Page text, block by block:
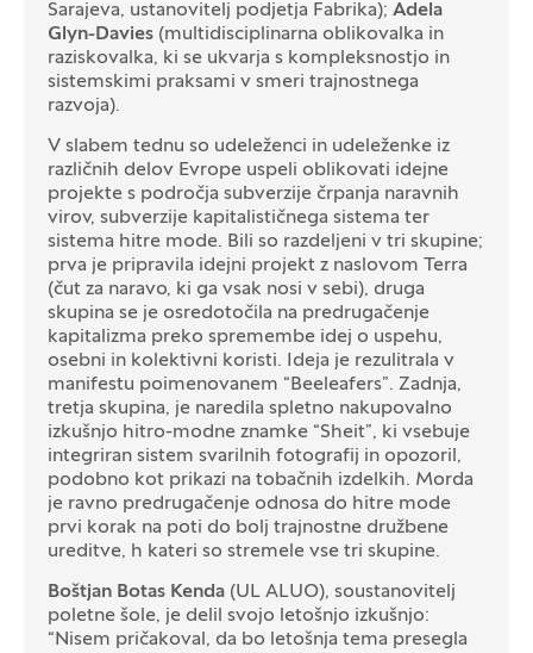
Sarajeva, ustanovitelj podjetja Fabrika); Adela
Glyn-Davies (multidisciplinarna oblikovalka in
raziskovalka, ki se ukvarja s kompleksnostjo in
sistemskimi praksami v smeri trajnostnega
razvoja).
V slabem tednu so udeleženci in udeleženke iz
različnih delov Evrope uspeli oblikovati idejne
projekte s področja subverzije črpanja naravnih
virov, subverzije kapitalističnega sistema ter
sistema hitre mode. Bili so razdeljeni v tri skupine;
prva je pripravila idejni projekt z naslovom Terra
(čut za naravo, ki ga vsak nosi v sebi), druga
skupina se je osredotočila na predrugačenje
kapitalizma preko spremembe idej o uspehu,
osebni in kolektivni koristi. Ideja je rezulitrala v
manifestu poimenovanem “Beeleafers”. Zadnja,
tretja skupina, je naredila spletno nakupovalno
izkušnjo hitro-modne znamke “Sheit”, ki vsebuje
integriran sistem svarilnih fotografij in opozoril,
podobno kot prikazi na tobačnih izdelkih. Morda
je ravno predrugačenje odnosa do hitre mode
prvi korak na poti do bolj trajnostne družbene
ureditve, h kateri so stremele vse tri skupine.
Boštjan Botas Kenda (UL ALUO), soustanovitelj
poletne šole, je delil svojo letošnjo izkušnjo:
“Nisem pričakoval, da bo letošnja tema presegla